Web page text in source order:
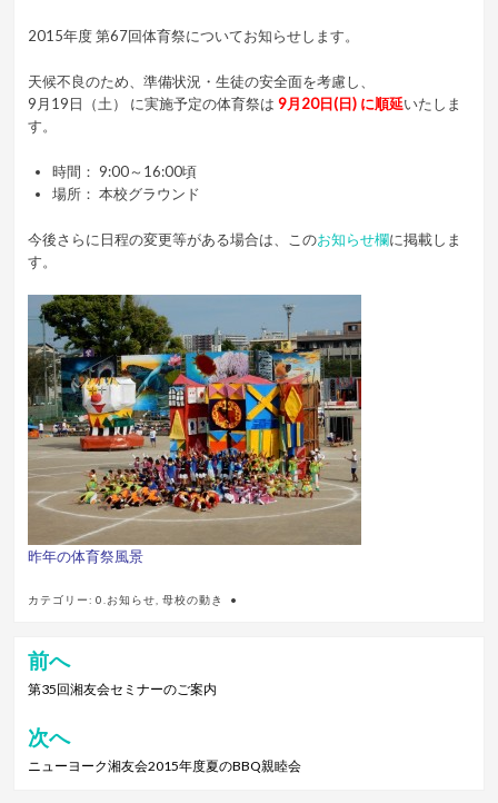
2015年度 第67回体育祭についてお知らせします。
天候不良のため、準備状況・生徒の安全面を考慮し、
9月19日（土） に実施予定の体育祭は9月20日(日) に順延いたしま
す。
時間： 9:00～16:00頃
場所： 本校グラウンド
今後さらに日程の変更等がある場合は、このお知らせ欄に掲載しま
す。
昨年の体育祭風景
カテゴリー:0.お知らせ ,母校の動き
投
稿
ナ
ビ
前へ
第35回湘友会セミナーのご案内
次へ
ニューヨーク湘友会2015年度夏のBBQ親睦会